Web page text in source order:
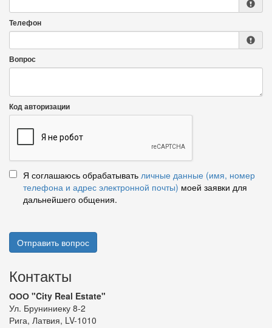
Телефон
Вопрос
Код авторизации
Я соглашаюсь обрабатывать личные данные (имя, номер
телефона и адрес электронной почты) моей заявки для
дальнейшего общения.
Отправить вопрос
Контакты
ООО "City Real Estate"
Ул. Бруниниеку 8-2
Рига, Латвия, LV-1010